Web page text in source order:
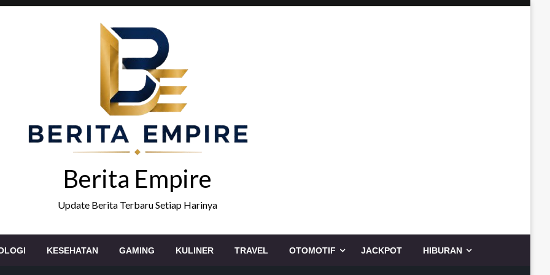
Berita Empire
Update Berita Terbaru Setiap Harinya
KESEHATAN GAMING KULINER TRAVEL OTOMOTIF JACKPOT HIBURAN